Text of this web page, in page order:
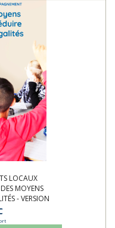
LOCAUX
MOYENS
- VERSION